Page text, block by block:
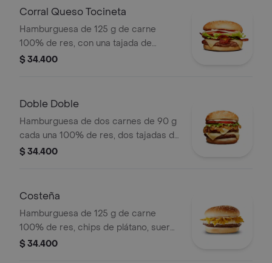
Corral Queso Tocineta
Hamburguesa de 125 g de carne
100% de res, con una tajada de
queso tipo mozzarella, tocineta,
$ 34.400
Doble Doble
Hamburguesa de dos carnes de 90 g
cada una 100% de res, dos tajadas de
queso tipo mozzarella, cebolla grillé,
$ 34.400
Costeña
Hamburguesa de 125 g de carne
100% de res, chips de plátano, suero,
queso costeño rallado y salsa blanca
$ 34.400